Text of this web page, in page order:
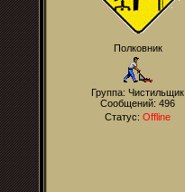
Полковник
Группа: Чистильщик
Сообщений: 496
Статус: Offline